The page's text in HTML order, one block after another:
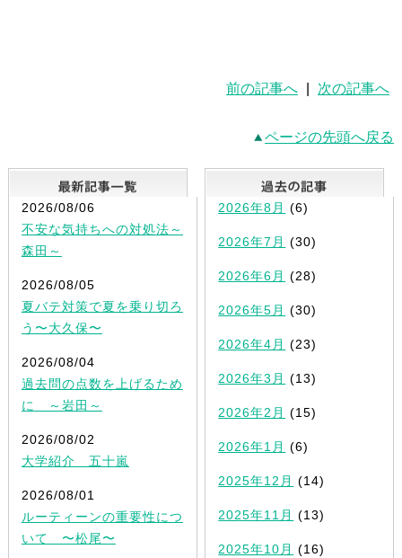
前の記事へ 次の記事へ
ページの先頭へ戻る
最新記事一覧
2026/08/06
不安な気持ちへの対処法～
森田～
2026/08/05
夏バテ対策で夏を乗り切ろ
う〜大久保〜
2026/08/04
過去問の点数を上げるため
に ～岩田～
2026/08/02
大学紹介 五十嵐
2026/08/01
ルーティーンの重要性につ
いて 〜松尾〜
2026年8月 (6)
2026年7月 (30)
2026年6月 (28)
2026年5月 (30)
2026年4月 (23)
2026年3月 (13)
2026年2月 (15)
2026年1月 (6)
2025年12月 (14)
2025年11月 (13)
2025年10月 (16)